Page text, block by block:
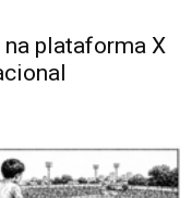
plataforma X